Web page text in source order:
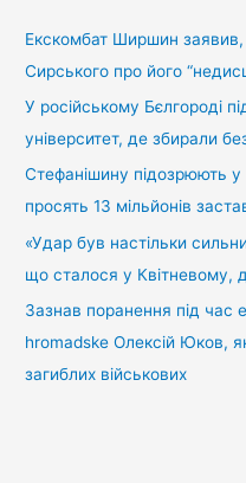
:Екскомбат Ширшин
Сирського про його
У російському Бєлгороді
університет, де збирали
Стефанішину підозрюють у
просять 13 мільйонів
«Удар був настільки
що сталося у Квітневому,
Зазнав поранення під час
hromadske Олексій Юков,
загиблих військових